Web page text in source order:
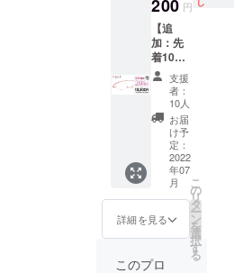
たしか
ねま
す。 そ
の他の
注事項
につい
ては
「リス
ク&チャ
レン
ジ」を
ご確認
くださ
い。
度数交
換 初回
無償 [ご
注意] ※
製造状
況によ
り出荷
時期が
遅れる
場合、
早急に
ご連絡
致しま
す。 ※
初期不
良以外
に関す
る返
品・返
予定 [保
証・ア
フター
サポー
ト] ★フ
レー
ム・レ
ンズ 1
年間保
証 ★度
数が合
わな
かった
場合、
から
１ヶ月
レンズ
くださ
い。
【オー
ダーレ
ンズ】
処方箋
やレン
ズ情報
も別注
で承り
ます(詳
細はお
問合せ
くださ
届け予
定]
6月末に
度数な
ら左右
度数違
いも追
加料金
なしで
対応可
能で
す。ご
希望の
方はご
希望リ
ターン
購入
メッ
セージ
てお申
いませ
ん。
【選べ
る度
数】
A:+1.00
G:4.00
の標準
レンズ
度数か
らお選
びくだ
さい。
【左右
OK】
込）に
てご提
供 ・
ペー
パーグ
ラス・
ライト
本体（1
本） ・
専用
ケース
（1個）
・メガ
ネ拭き
[レンズ
【遠近
200 円
【追
加：先
着10本
★20％
OFF】
ペー
パーグ
ラス・
ライト
スクエ
ア（ピ
ンク）
通常価
格
¥16,500
を 割引
価格
支援
者：
10人
お届
け予
定：
2022
年07
月
詳細を見る
こ
の
リ
タ
ー
ン
を
選
択
す
る
このプロ